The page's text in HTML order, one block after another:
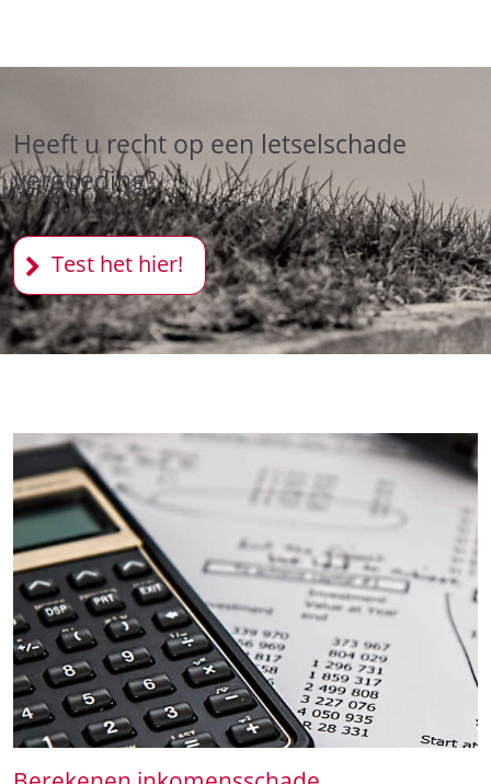
Heeft u recht op een letselschade
vergoeding?
Test het hier!